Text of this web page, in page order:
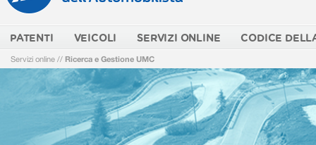
PATENTI VEICOLI SERVIZI ONLINE CODICE
Servizi online // Ricerca e Gestione UMC